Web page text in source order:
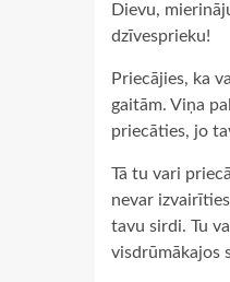
Dievu,
dzīvesprieku!
Priecājies, ka
gaitām. Viņa
priecāties, jo
Tā tu vari
nevar
tavu sirdi. Tu
visdrūmākajos